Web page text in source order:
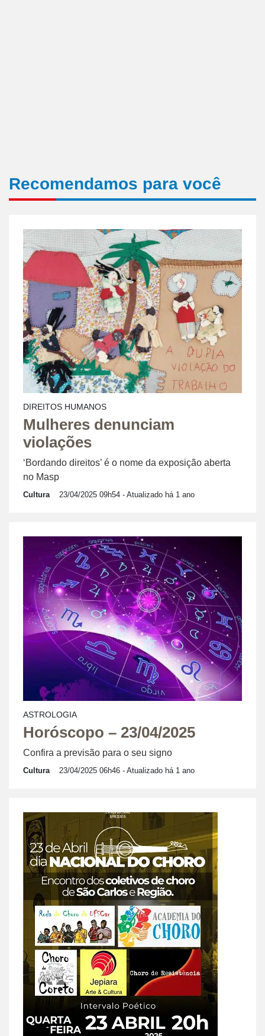
Recomendamos para você
DIREITOS HUMANOS
Mulheres denunciam
violações
‘Bordando direitos’ é o nome da exposição aberta
no Masp
Cultura 23/04/2025 09h54 - Atualizado há 1 ano
ASTROLOGIA
Horóscopo – 23/04/2025
Confira a previsão para o seu signo
Cultura 23/04/2025 06h46 - Atualizado há 1 ano